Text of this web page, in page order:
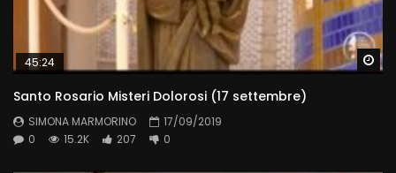
45:24
Santo Rosario Misteri Dolorosi (17 settembre)
SIMONA MARMORINO
17/09/2019
0
15.2K 207 0